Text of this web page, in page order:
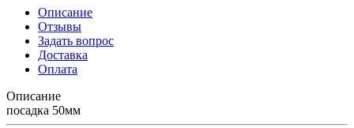
Описание
Отзывы
Задать вопрос
Доставка
Оплата
Описание
посадка 50мм